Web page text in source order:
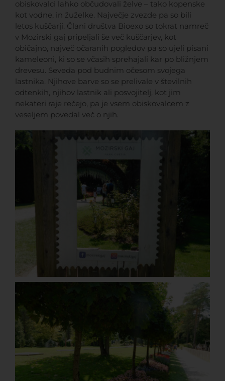
obiskovalci lahko občudovali želve – tako kopenske
kot vodne, in žuželke. Največje zvezde pa so bili
letos kuščarji. Člani društva Bioexo so tokrat namreč
v Mozirski gaj pripeljali še več kuščarjev, kot
običajno, največ očaranih pogledov pa so ujeli pisani
kameleoni, ki so se včasih sprehajali kar po bližnjem
drevesu. Seveda pod budnim očesom svojega
lastnika. Njihove barve so se prelivale v številnih
odtenkih, njihov lastnik ali posvojitelj, kot jim
nekateri raje rečejo, pa je vsem obiskovalcem z
veseljem povedal več o njih.